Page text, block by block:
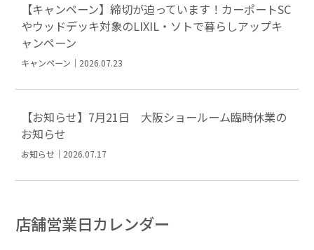
【キャンペーン】締切が迫っています！カーポートSC
やウッドデッキ対象のLIXIL・ソトで暮らしアップキ
ャンペーン
キャンペーン｜2026.07.23
【お知らせ】7月21日 大阪ショールーム臨時休業の
お知らせ
お知らせ｜2026.07.17
店舗営業日カレンダー